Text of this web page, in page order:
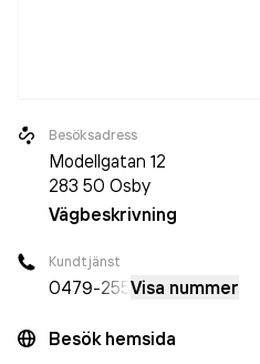
Besöksadress
Modellgatan 12
283 50 Osby
Vägbeskrivning
Kundtjänst
0479-255Visa nummer
Besök hemsida